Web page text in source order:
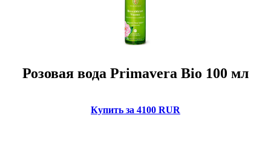
Розовая вода Primavera Bio 100 мл
Купить за 4100 RUR